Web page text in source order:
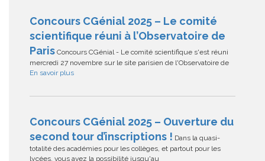
Concours CGénial 2025 – Le comité
scientifique réuni à l’Observatoire de
Paris Concours CGénial - Le comité scientifique s'est réuni
mercredi 27 novembre sur le site parisien de l'Observatoire de
En savoir plus
Concours CGénial 2025 – Ouverture du
second tour d’inscriptions ! Dans la quasi-
totalité des académies pour les collèges, et partout pour les
lycées, vous avez la possibilité jusqu'au